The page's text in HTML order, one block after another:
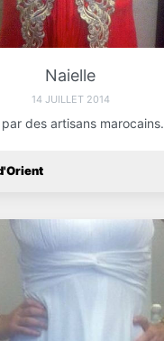
Naielle
14 JUILLET 2014
des artisans marocains.